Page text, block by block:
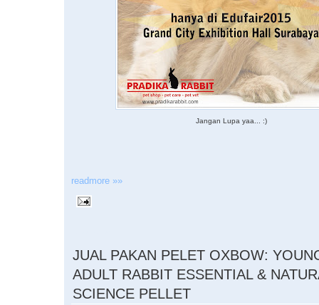
Jangan Lupa yaa... :)
readmore »»
JUAL PAKAN PELET OXBOW:
ADULT RABBIT ESSENTIAL &
SCIENCE PELLET